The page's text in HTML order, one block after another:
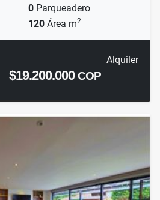
0 Parqueadero
120 Área m2
Alquiler
$19.200.000COP